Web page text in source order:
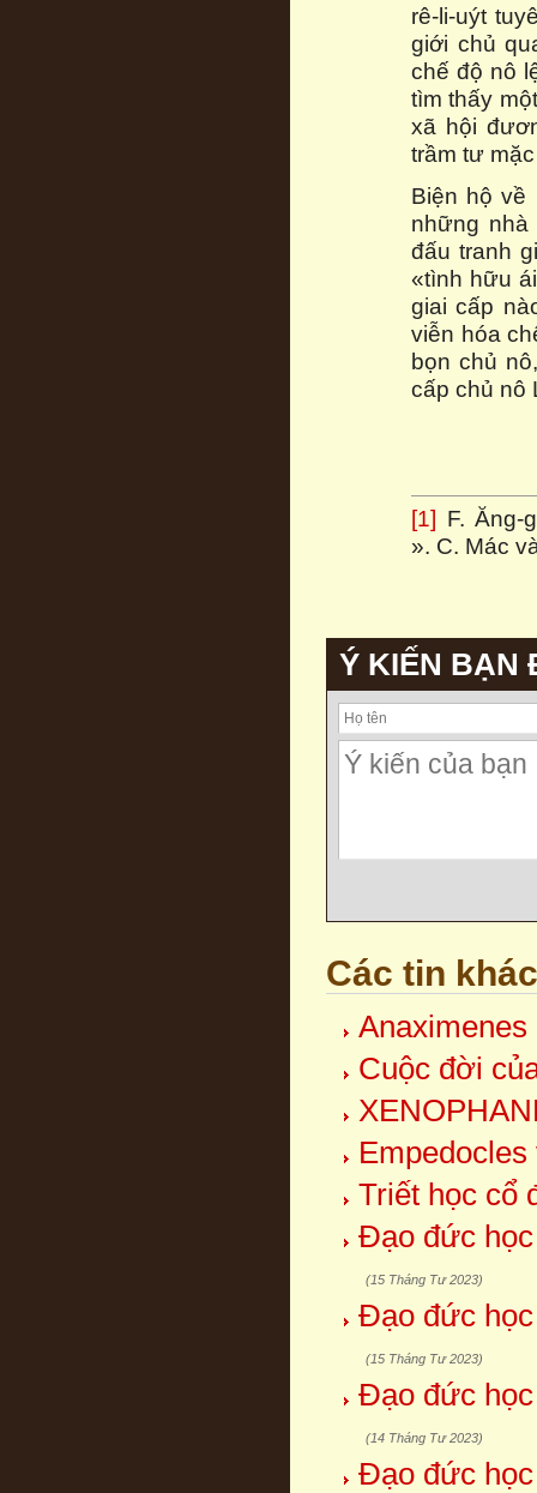
rê-li-uýt
giới chủ
chế độ nô
tìm thấy
xã hội
trầm tư
Biện hộ về
những
đấu tranh
«tình hữu
giai cấp
viễn hóa
bọn chủ
cấp chủ nô
[1] F. Ăng-
». C. Mác
Ý KIẾN BẠN
Các tin khác
Cuộc đời
Triết học cổ
Đạo đức
(15 Tháng Tư 2023)
Đạo đức
(15 Tháng Tư 2023)
Đạo đức
(14 Tháng Tư 2023)
Đạo đức